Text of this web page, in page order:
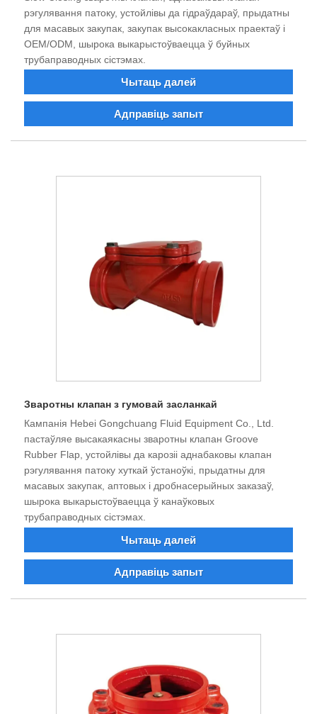
рэгулявання патоку, устойлівы да гідраўдараў, прыдатны
для масавых закупак, закупак высокакласных праектаў і
OEM/ODM, шырока выкарыстоўваецца ў буйных
трубаправодных сістэмах.
Чытаць далей
Адправіць запыт
Зваротны клапан з гумовай засланкай
Кампанія Hebei Gongchuang Fluid Equipment Co., Ltd.
пастаўляе высакаякасны зваротны клапан Groove
Rubber Flap, устойлівы да карозіі аднабаковы клапан
рэгулявання патоку хуткай ўстаноўкі, прыдатны для
масавых закупак, аптовых і дробнасерыйных заказаў,
шырока выкарыстоўваецца ў канаўковых
трубаправодных сістэмах.
Чытаць далей
Адправіць запыт